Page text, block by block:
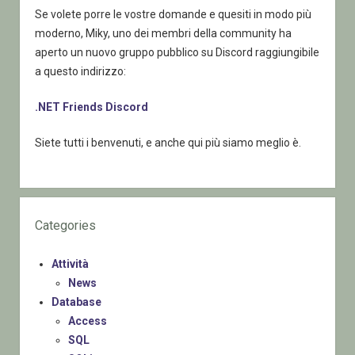
Se volete porre le vostre domande e quesiti in modo più
moderno, Miky, uno dei membri della community ha
aperto un nuovo gruppo pubblico su Discord raggiungibile
a questo indirizzo:
.NET Friends Discord
Siete tutti i benvenuti, e anche qui più siamo meglio è.
Categories
Attività
News
Database
Access
SQL